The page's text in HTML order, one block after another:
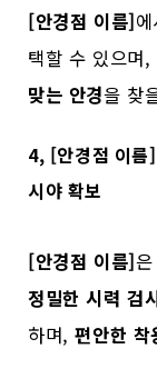
[안경점 이름]
택할 수 있으며,
맞는 안경을 찾
4, [안경점 이름
시야 확보
[안경점 이름]은
정밀한 시력 검
하며,편안한 착